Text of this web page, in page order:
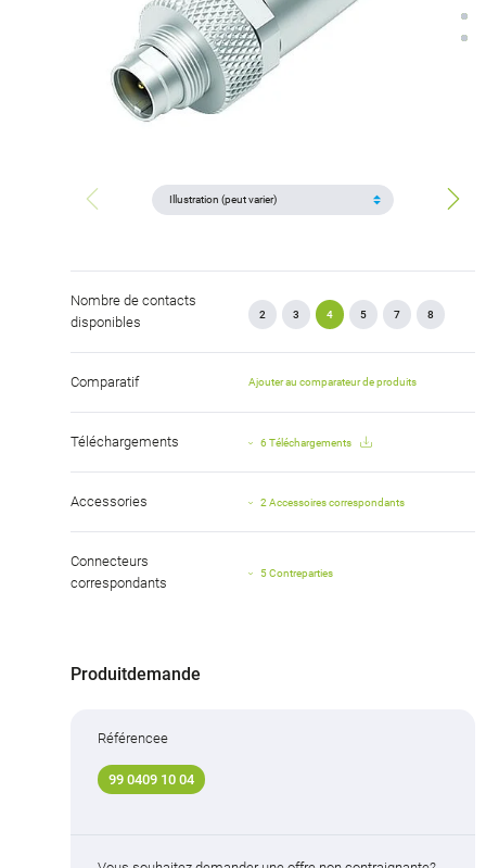
Nombre de contacts
disponibles
2 3 4 5 7 8
Comparatif Ajouter au comparateur de produits
Téléchargements 6 Téléchargements
Accessories 2 Accessoires correspondants
Connecteurs
correspondants
5 Contreparties
Produitdemande
Référencee
99 0409 10 04